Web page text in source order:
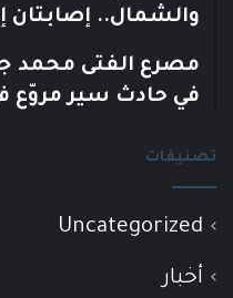
والشمال.. إصابتان
في حادث سير مروّع
تصنيفات
Uncategorized
أخبار